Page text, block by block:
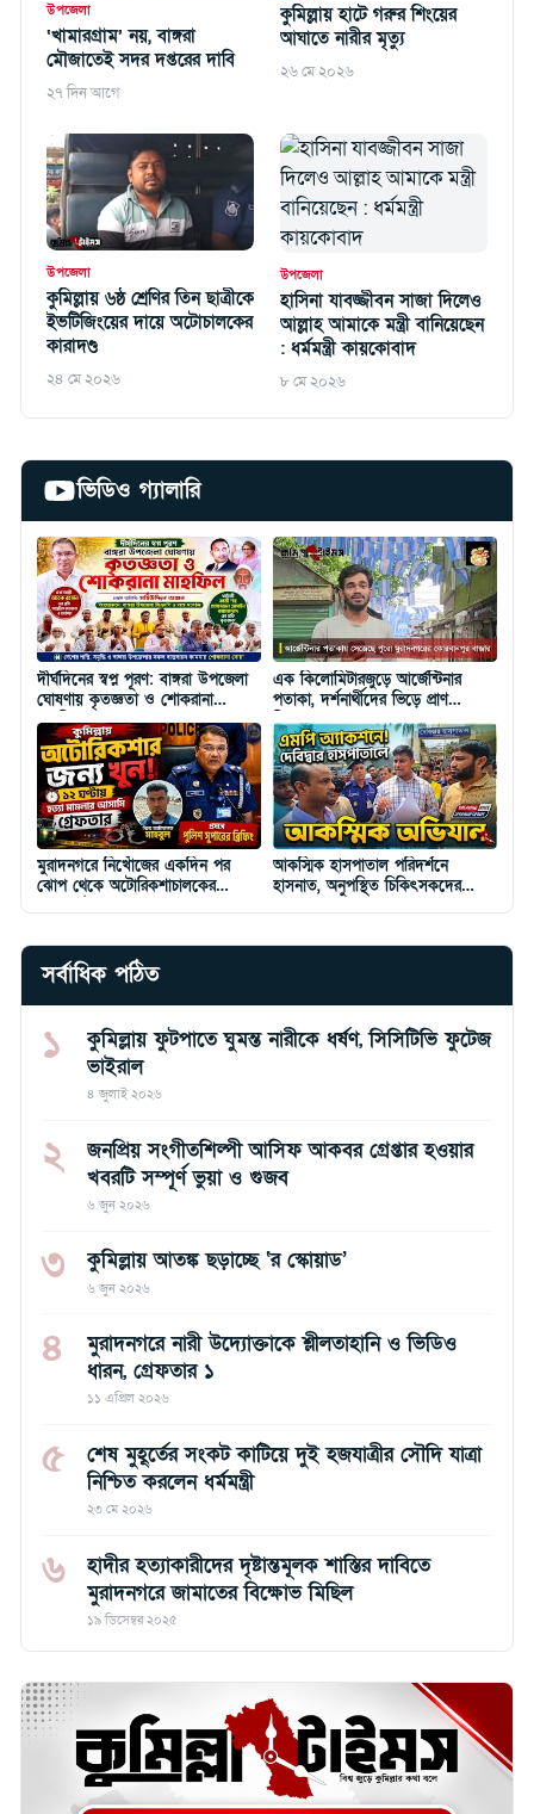
উপজেলা
‘খামারগ্রাম’ নয়, বাঙ্গরা
মৌজাতেই সদর দপ্তরের দাবি
২৭ দিন আগে
কুমিল্লায় হাটে গরুর শিংয়ের
আঘাতে নারীর মৃত্যু
২৬ মে ২০২৬
উপজেলা
কুমিল্লায় ৬ষ্ঠ শ্রেণির তিন ছাত্রীকে
ইভটিজিংয়ের দায়ে অটোচালকের
কারাদণ্ড
২৪ মে ২০২৬
উপজেলা
হাসিনা যাবজ্জীবন সাজা দিলেও
আল্লাহ আমাকে মন্ত্রী বানিয়েছেন
: ধর্মমন্ত্রী কায়কোবাদ
৮ মে ২০২৬
ভিডিও গ্যালারি
দীর্ঘদিনের স্বপ্ন পূরণ: বাঙ্গরা উপজেলা
ঘোষণায় কৃতজ্ঞতা ও শোকরানা
মাহফিল
এক কিলোমিটারজুড়ে আর্জেন্টিনার
পতাকা, দর্শনার্থীদের ভিড়ে প্রাণ
ফিরেছে কোবানপুর বাজার
মুরাদনগরে নিখোঁজের একদিন পর
ঝোপ থেকে অটোরিকশাচালকের
আকস্মিক হাসপাতাল পরিদর্শনে
হাসনাত, অনুপস্থিত চিকিৎসকদের
সর্বাধিক পঠিত
১
কুমিল্লায় ফুটপাতে ঘুমন্ত নারীকে ধর্ষণ, সিসিটিভি ফুটেজ
ভাইরাল
৪ জুলাই ২০২৬
২
জনপ্রিয় সংগীতশিল্পী আসিফ আকবর গ্রেপ্তার হওয়ার
খবরটি সম্পূর্ণ ভুয়া ও গুজব
৬ জুন ২০২৬
৩ কুমিল্লায় আতঙ্ক ছড়াচ্ছে ‘র স্কোয়াড’
৬ জুন ২০২৬
৪
মুরাদনগরে নারী উদ্যোক্তাকে শ্লীলতাহানি ও ভিডিও
ধারন, গ্রেফতার ১
১১ এপ্রিল ২০২৬
৫
শেষ মুহূর্তের সংকট কাটিয়ে দুই হজযাত্রীর সৌদি যাত্রা
নিশ্চিত করলেন ধর্মমন্ত্রী
২৩ মে ২০২৬
৬
হাদীর হত্যাকারীদের দৃষ্টান্তমূলক শাস্তির দাবিতে
মুরাদনগরে জামাতের বিক্ষোভ মিছিল
১৯ ডিসেম্বর ২০২৫